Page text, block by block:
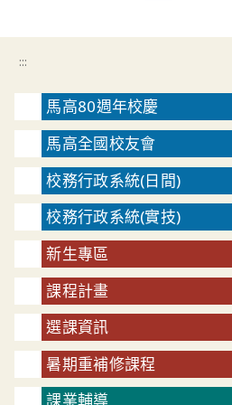
:::
馬高80週年校慶
馬高全國校友會
校務行政系統(日間)
校務行政系統(實技)
新生專區
課程計畫
選課資訊
暑期重補修課程
課業輔導